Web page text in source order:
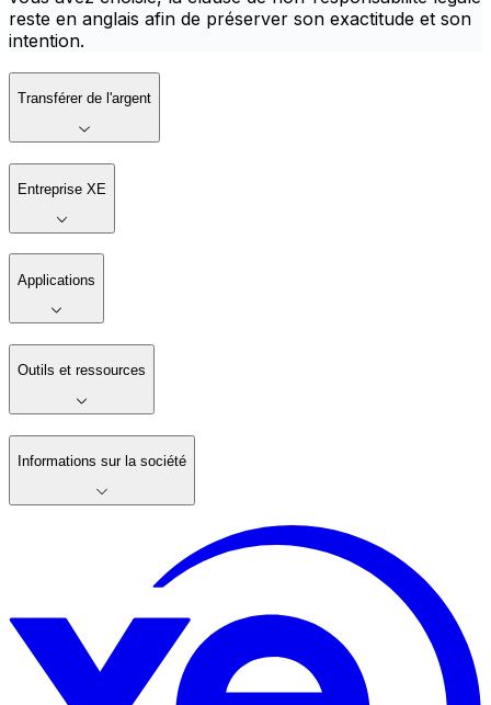
reste en anglais afin de préserver son exactitude et son
intention.
Transférer de l'argent
Entreprise XE
Applications
Outils et ressources
Informations sur la société